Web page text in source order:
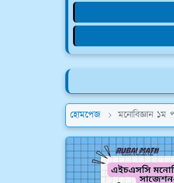
হোমপেজ মনোবিজ্ঞান ১ম